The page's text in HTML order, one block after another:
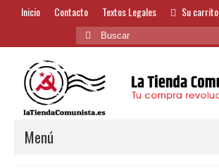
Inicio Contacto Textos Legales Su carrito
Buscar
por:
Menú